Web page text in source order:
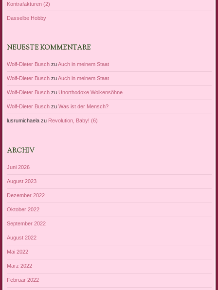
Kontrafakturen (2)
Dasselbe Hobby
NEUESTE KOMMENTARE
Wolf-Dieter BuschzuAuch in meinem Staat
Wolf-Dieter BuschzuAuch in meinem Staat
Wolf-Dieter Buschzu Unorthodoxe Wolkensöhne
Wolf-Dieter Buschzu Was ist der Mensch?
lusrumichaelazu Revolution, Baby! (6)
ARCHIV
Juni 2026
August 2023
Dezember 2022
Oktober 2022
September 2022
August 2022
Mai 2022
März 2022
Februar 2022